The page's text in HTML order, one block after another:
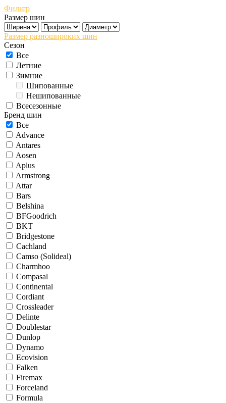
Фильтр
Размер шин
Размер разношироких шин
Сезон
Все
Летние
Зимние
Шипованные
Нешипованные
Всесезонные
Бренд шин
Все
Advance
Antares
Aosen
Aplus
Armstrong
Attar
Bars
Belshina
BFGoodrich
BKT
Bridgestone
Cachland
Camso (Solideal)
Charmhoo
Compasal
Continental
Cordiant
Crossleader
Delinte
Doublestar
Dunlop
Dynamo
Ecovision
Falken
Firemax
Forceland
Formula